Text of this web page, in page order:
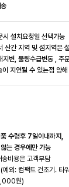
시 설치요청일 선택가능
산간 지역 및 섬지역은
지변, 물량수급변동 , 주
이 지연될 수 있는점 양
수령후 7일이내까지,
는 경우에만 가능
비용은 고객부담
외: 컴팩트 건조기. 타
원)